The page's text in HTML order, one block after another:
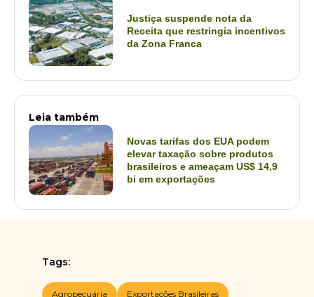
Justiça suspende nota da
Receita que restringia incentivos
da Zona Franca
Leia também
Novas tarifas dos EUA podem
elevar taxação sobre produtos
brasileiros e ameaçam US$ 14,9
bi em exportações
Tags:
Agropecuária Exportações Brasileiras